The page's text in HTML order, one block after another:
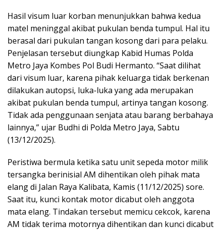
Hasil visum luar korban menunjukkan bahwa kedua
matel meninggal akibat pukulan benda tumpul. Hal itu
berasal dari pukulan tangan kosong dari para pelaku.
Penjelasan tersebut diungkap Kabid Humas Polda
Metro Jaya Kombes Pol Budi Hermanto. “Saat dilihat
dari visum luar, karena pihak keluarga tidak berkenan
dilakukan autopsi, luka-luka yang ada merupakan
akibat pukulan benda tumpul, artinya tangan kosong.
Tidak ada penggunaan senjata atau barang berbahaya
lainnya,” ujar Budhi di Polda Metro Jaya, Sabtu
(13/12/2025).
Peristiwa bermula ketika satu unit sepeda motor milik
tersangka berinisial AM dihentikan oleh pihak mata
elang di Jalan Raya Kalibata, Kamis (11/12/2025) sore.
Saat itu, kunci kontak motor dicabut oleh anggota
mata elang. Tindakan tersebut memicu cekcok, karena
AM tidak terima motornya dihentikan dan kunci dicabut